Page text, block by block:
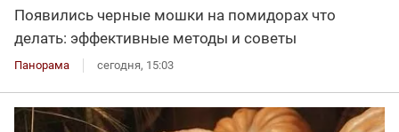
Появились черные мошки на помидорах что
делать: эффективные методы и советы
Панорама сегодня, 15:03